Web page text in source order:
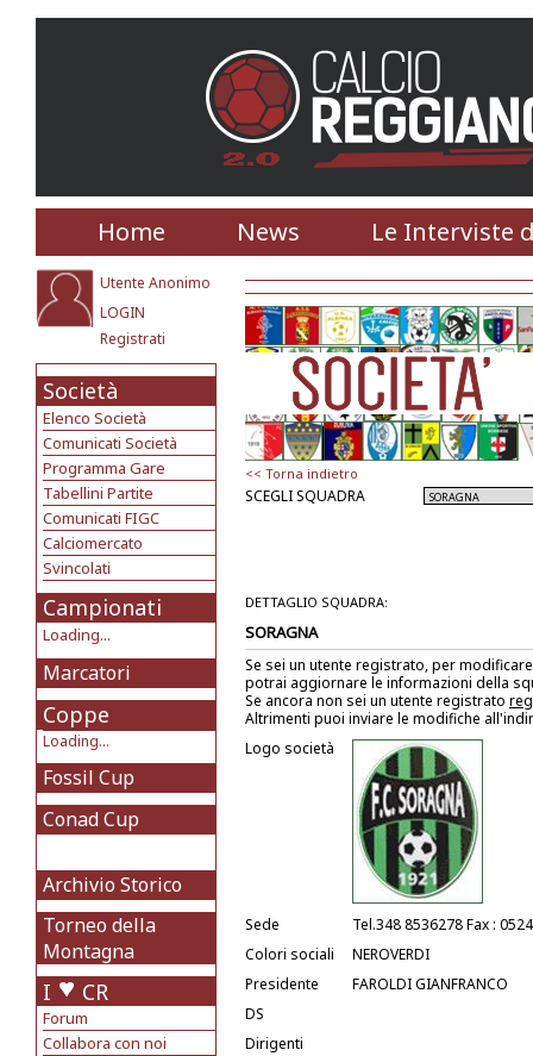
Home News Le Interviste
Utente Anonimo
LOGIN
Registrati
Società
Elenco Società
Comunicati Società
Programma Gare
Tabellini Partite
Comunicati FIGC
Calciomercato
Svincolati
Campionati
Loading...
Marcatori
Coppe
Loading...
Fossil Cup
Conad Cup
Archivio Storico
Torneo della
Montagna
I CR
Forum
Collabora con noi
<< Torna indietro
SCEGLI SQUADRA
DETTAGLIO SQUADRA:
SORAGNA
Se sei un utente registrato, per
potrai aggiornare le informazioni della
Se ancora non sei un utente registrato
Altrimenti puoi inviare le modifiche
Logo società
Sede
Tel.348 8536278 Fax :
Colori sociali
NEROVERDI
Presidente
FAROLDI GIANFRANCO
DS
Dirigenti